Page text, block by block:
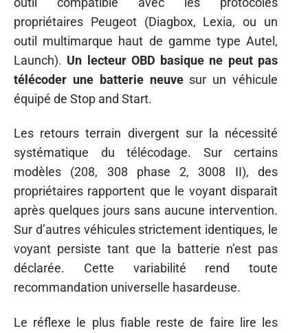
propriétaires Peugeot (Diagbox, Lexia, ou un
outil multimarque haut de gamme type Autel,
Launch). Un lecteur OBD basique ne peut pas
télécoder une batterie neuvesur un véhicule
équipé de Stop and Start.
Les retours terrain divergent sur la nécessité
systématique du télécodage. Sur certains
modèles (208, 308 phase 2, 3008 II), des
propriétaires rapportent que le voyant disparaît
après quelques jours sans aucune intervention.
Sur d’autres véhicules strictement identiques, le
voyant persiste tant que la batterie n’est pas
déclarée. Cette variabilité rend toute
recommandation universelle hasardeuse.
Le réflexe le plus fiable reste de faire lire les